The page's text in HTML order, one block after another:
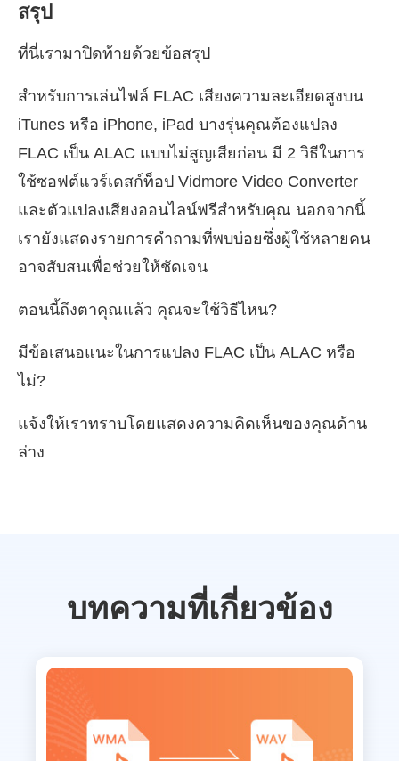
สรุป
ที่นี่เรามาปิดท้ายด้วยข้อสรุป
สำหรับการเล่นไฟล์ FLAC เสียงความละเอียดสูงบน
iTunes หรือ iPhone, iPad บางรุ่นคุณต้องแปลง
FLAC เป็น ALAC แบบไม่สูญเสียก่อน มี 2 วิธีในการ
ใช้ซอฟต์แวร์เดสก์ท็อป Vidmore Video Converter
และตัวแปลงเสียงออนไลน์ฟรีสำหรับคุณ นอกจากนี้
เรายังแสดงรายการคำถามที่พบบ่อยซึ่งผู้ใช้หลายคน
อาจสับสนเพื่อช่วยให้ชัดเจน
ตอนนี้ถึงตาคุณแล้ว คุณจะใช้วิธีไหน?
มีข้อเสนอแนะในการแปลง FLAC เป็น ALAC หรือ
ไม่?
แจ้งให้เราทราบโดยแสดงความคิดเห็นของคุณด้าน
ล่าง
บทความที่เกี่ยวข้อง